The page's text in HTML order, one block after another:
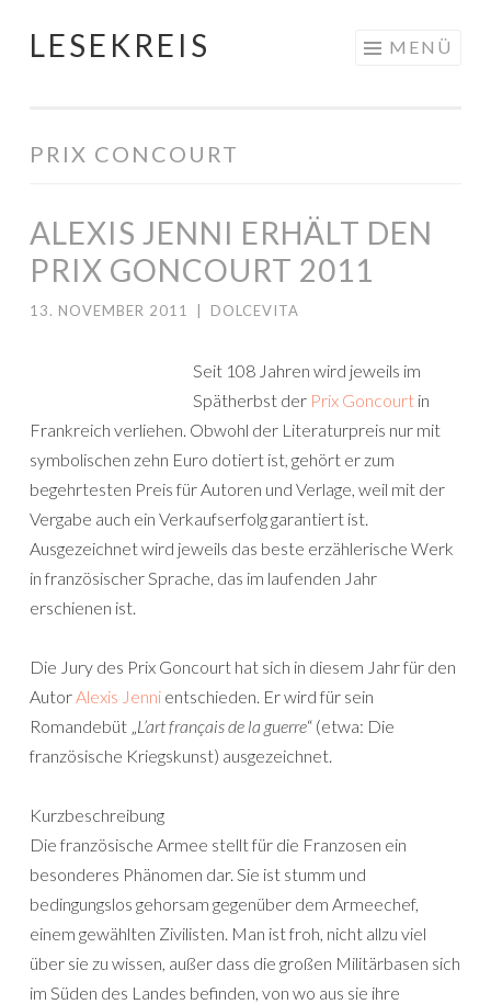
Springe
LESEKREIS MENÜ
PRIX CONCOURT
ALEXIS JENNI ERHÄLT DEN
PRIX GONCOURT 2011
13. NOVEMBER 2011 DOLCEVITA
Seit 108 Jahren wird jeweils im
Spätherbst der Prix Goncourt in
Frankreich verliehen. Obwohl der Literaturpreis nur mit
symbolischen zehn Euro dotiert ist, gehört er zum
begehrtesten Preis für Autoren und Verlage, weil mit der
Vergabe auch ein Verkaufserfolg garantiert ist.
Ausgezeichnet wird jeweils das beste erzählerische Werk
in französischer Sprache, das im laufenden Jahr
erschienen ist.
Die Jury des Prix Goncourt hat sich in diesem Jahr für den
AutorAlexis Jenni entschieden. Er wird für sein
Romandebüt „L’art français de la guerre“ (etwa: Die
französische Kriegskunst) ausgezeichnet.
Kurzbeschreibung
Die französische Armee stellt für die Franzosen ein
besonderes Phänomen dar. Sie ist stumm und
bedingungslos gehorsam gegenüber dem Armeechef,
einem gewählten Zivilisten. Man ist froh, nicht allzu viel
über sie zu wissen, außer dass die großen Militärbasen sich
im Süden des Landes befinden, von wo aus sie ihre